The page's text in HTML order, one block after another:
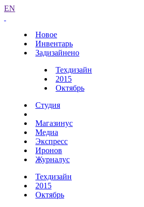
EN
Новое
Инвентарь
Задизайнено
Техдизайн
2015
Октябрь
Студия
Магазинус
Медиа
Экспресс
Иронов
Журналус
Техдизайн
2015
Октябрь